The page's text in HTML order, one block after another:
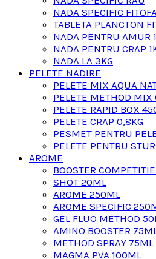
NADA SPECIFIC
TABLETA PLANCTON
NADA PENTRU AMUR
NADA PENTRU CRAP
NADA LA 3KG
PELETE NADIRE
PELETE MIX AQUA
PELETE METHOD MIX
PELETE RAPID BOX
PELETE CRAP 0,8KG
PESMET PENTRU
PELETE PENTRU
AROME
BOOSTER
SHOT 20ML
AROME 250ML
AROME SPECIFIC
GEL FLUO METHOD
AMINO BOOSTER
METHOD SPRAY 75ML
MAGMA PVA 100ML